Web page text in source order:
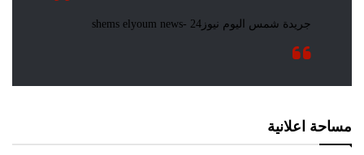
مساحة اعلانية